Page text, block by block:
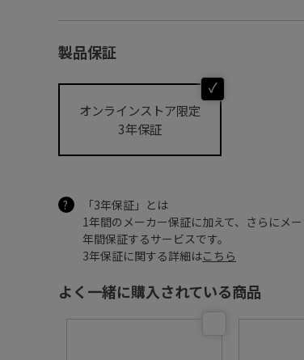
製品保証
オンラインストア限定
3年保証
「3年保証」とは
1年間のメーカー保証に加えて、さらにメ
年間保証するサービスです。
3年保証に関する詳細はこちら
よく一緒に購入されている商品